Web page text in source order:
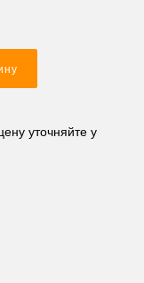
уточняйте у